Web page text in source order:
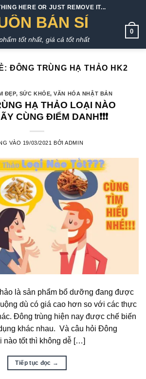
HERE OR JUST REMOVE IT...
BÁN SỈ
tốt nhất, giá cả tốt nhất
0
ĐÔNG TRÙNG HẠ THẢO HK2
ĐẸP, SỨC KHỎE,VĂN HÓA NHẬT BẢN
HẠ THẢO LOẠI NÀO
CÙNG ĐIỂM DANH❗❗❗
VÀO 19/03/2021 BỞIADMIN
là sản phẩm bổ dưỡng đang được
dù có giá cao hơn so với các thực
Đông trùng hiện nay được chế biến
khác nhau. Và câu hỏi Đông
nào tốt thì không dễ […]
Tiếp tục đọc →